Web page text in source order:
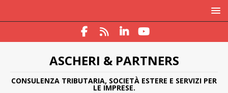
ASCHERI & PARTNERS
CONSULENZA TRIBUTARIA, SOCIETÀ ESTERE E SERVIZI PER
LE IMPRESE.